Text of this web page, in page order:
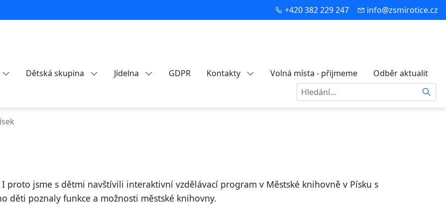
+420 382 229 247 info@zsmirotice.cz
Dětská skupina Jídelna GDPR Kontakty Volná místa - přijmeme
Odběr aktualit
Hledat
proto jsme s dětmi navštívili interaktivní vzdělávací program v Městské knihovně v Písku s
děti poznaly funkce a možnosti městské knihovny.